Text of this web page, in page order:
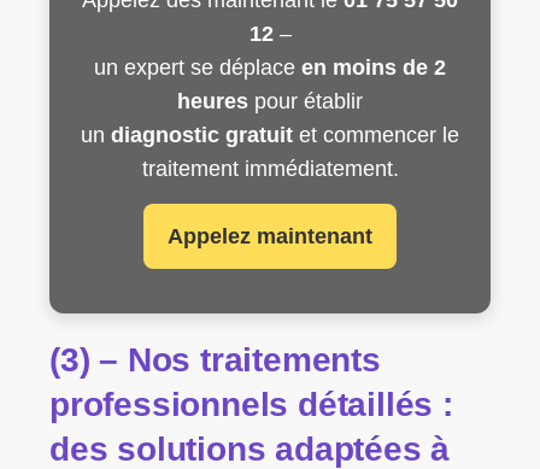
12–
un expert se déplace en moins de 2
heures pour établir
un diagnostic gratuit et commencer le
traitement immédiatement.
Appelez maintenant
(3) – Nos traitements
professionnels détaillés :
des solutions adaptées à